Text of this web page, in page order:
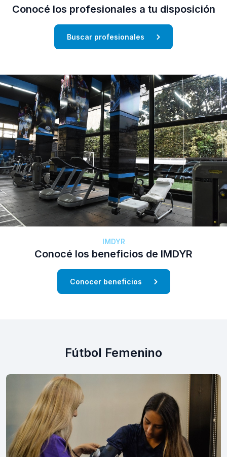
Conocé los profesionales a tu disposición
Buscar profesionales
IMDYR
Conocé los beneficios de IMDYR
Conocer beneficios
Fútbol Femenino